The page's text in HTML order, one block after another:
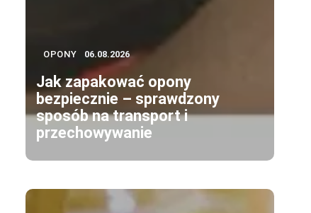
OPONY 06.08.2026
Jak zapakować opony
bezpiecznie – sprawdzony
sposób na transport i
przechowywanie